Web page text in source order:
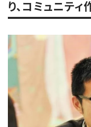
り、コミュニテ